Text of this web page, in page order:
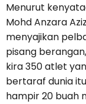
Menurut
Mohd Anzara
menyajikan
pisang
kira 350 atlet
bertaraf dunia
hampir 20 buah